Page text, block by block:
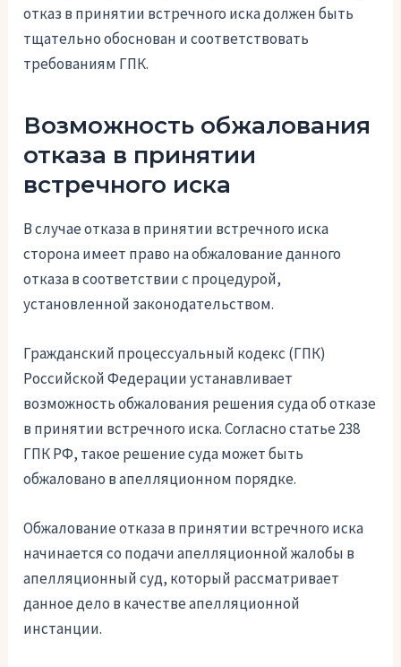
отказ в принятии встречного иска должен быть
тщательно обоснован и соответствовать
требованиям ГПК.
Возможность обжалования
отказа в принятии
встречного иска
В случае отказа в принятии встречного иска
сторона имеет право на обжалование данного
отказа в соответствии с процедурой,
установленной законодательством.
Гражданский процессуальный кодекс (ГПК)
Российской Федерации устанавливает
возможность обжалования решения суда об отказе
в принятии встречного иска. Согласно статье 238
ГПК РФ, такое решение суда может быть
обжаловано в апелляционном порядке.
Обжалование отказа в принятии встречного иска
начинается со подачи апелляционной жалобы в
апелляционный суд, который рассматривает
данное дело в качестве апелляционной
инстанции.